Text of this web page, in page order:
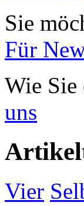
Sie
Für
Wie Sie
uns
Vier